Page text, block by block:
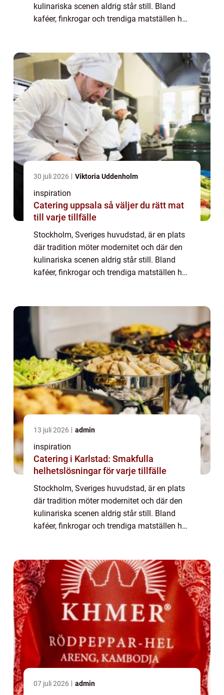
kulinariska scenen aldrig står still. Bland
kaféer, finkrogar och trendiga matställen har
30 juli 2026 Viktoria Uddenholm
inspiration
Catering uppsala så väljer du rätt mat
till varje tillfälle
Stockholm, Sveriges huvudstad, är en plats
där tradition möter modernitet och där den
kulinariska scenen aldrig står still. Bland
kaféer, finkrogar och trendiga matställen har
13 juli 2026 admin
inspiration
Catering i Karlstad: Smakfulla
helhetslösningar för varje tillfälle
Stockholm, Sveriges huvudstad, är en plats
där tradition möter modernitet och där den
kulinariska scenen aldrig står still. Bland
kaféer, finkrogar och trendiga matställen har
07 juli 2026 admin